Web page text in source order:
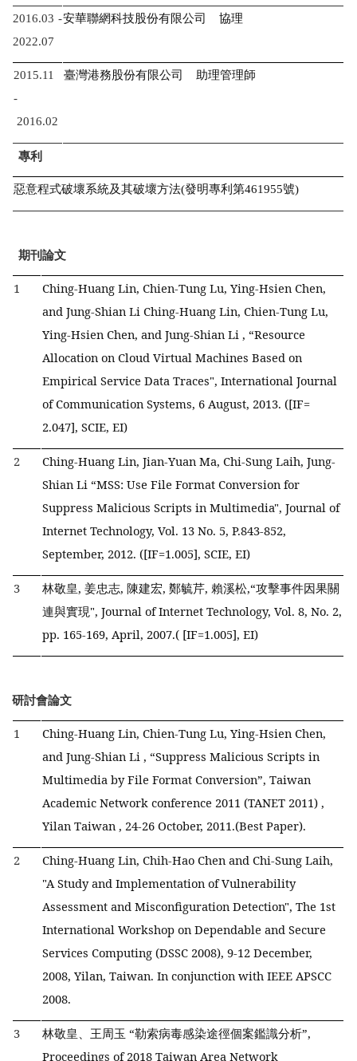
2016.03 -
2022.07
安華聯網科技股份有限公司 協理
2015.11
-
2016.02
臺灣港務股份有限公司 助理管理師
專利
惡意程式破壞系統及其破壞方法(發明專利第461955號)
期刊論文
1
Ching-Huang Lin, Chien-Tung Lu, Ying-Hsien Chen,
and Jung-Shian Li Ching-Huang Lin, Chien-Tung Lu,
Ying-Hsien Chen, and Jung-Shian Li , “Resource
Allocation on Cloud Virtual Machines Based on
Empirical Service Data Traces", International Journal
of Communication Systems, 6 August, 2013. ([IF=
2.047], SCIE, EI)
2
Ching-Huang Lin, Jian-Yuan Ma, Chi-Sung Laih, Jung-
Shian Li “MSS: Use File Format Conversion for
Suppress Malicious Scripts in Multimedia", Journal of
Internet Technology, Vol. 13 No. 5, P.843-852,
September, 2012. ([IF=1.005], SCIE, EI)
3 林敬皇, 姜忠志, 陳建宏, 鄭毓芹, 賴溪松,“攻擊事件因果關
連與實現", Journal of Internet Technology, Vol. 8, No. 2,
pp. 165-169, April, 2007.( [IF=1.005], EI)
研討會論文
1
Ching-Huang Lin, Chien-Tung Lu, Ying-Hsien Chen,
and Jung-Shian Li , “Suppress Malicious Scripts in
Multimedia by File Format Conversion”, Taiwan
Academic Network conference 2011 (TANET 2011) ,
Yilan Taiwan , 24-26 October, 2011.(Best Paper).
2
Ching-Huang Lin, Chih-Hao Chen and Chi-Sung Laih,
"A Study and Implementation of Vulnerability
Assessment and Misconfiguration Detection", The 1st
International Workshop on Dependable and Secure
Services Computing (DSSC 2008), 9-12 December,
2008, Yilan, Taiwan. In conjunction with IEEE APSCC
2008.
3
林敬皇、王周玉 “勒索病毒感染途徑個案鑑識分析”,
Proceedings of 2018 Taiwan Area Network